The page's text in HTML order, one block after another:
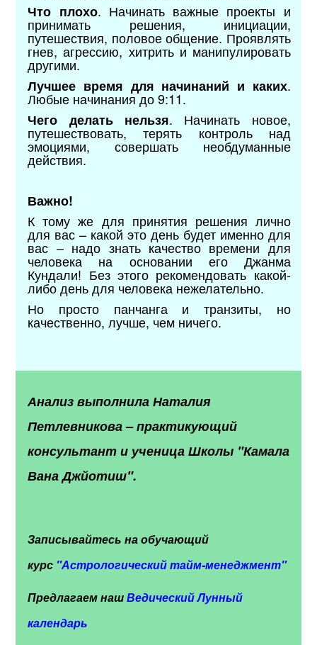
Что плохо. Начинать важные проекты и
принимать решения, инициации,
путешествия, половое общение. Проявлять
гнев, агрессию, хитрить и манипулировать
другими.
Лучшее время для начинаний и каких.
Любые начинания до 9:11.
Чего делать нельзя. Начинать новое,
путешествовать, терять контроль над
эмоциями, совершать необдуманные
действия.
Важно!
К тому же для принятия решения лично
для вас – какой это день будет именно для
вас – надо знать качество времени для
человека на основании его Джанма
Кундали! Без этого рекомендовать какой-
либо день для человека нежелательно.
Но просто панчанга и транзиты, но
качественно, лучше, чем ничего.
Анализ выполнила Наталия
Петлевникова – практикующий
консультант и ученица Школы "Камала
Вана Джйотиш".
Записывайтесь на обучающий
курс "Астрологический тайм-менеджмент"
Предлагаем нашВедический Лунный
календарь